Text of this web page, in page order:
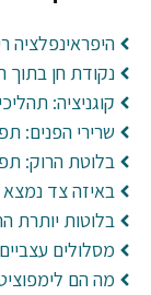
היפראינפלציה
נקודת חן בתוך
קוגניציה:
שרירי הפנים:
בלוטת הרוק:
באיזה צד
בלוטות יותרת
מסלולים
מה הם